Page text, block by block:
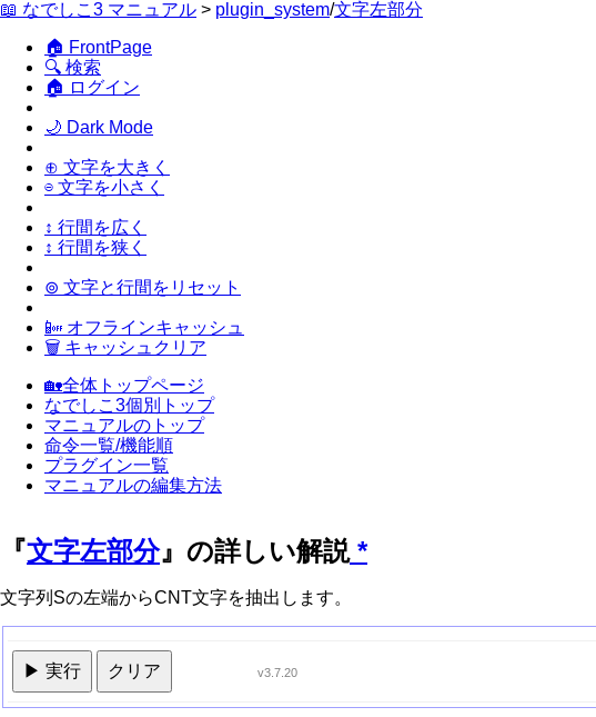
📖 なでしこ3 マニュアル > plugin_system/文字左部分
🏠 FrontPage
🔍 検索
🏠 ログイン
🌙 Dark Mode
⊕ 文字を大きく
⊖ 文字を小さく
↕ 行間を広く
↕ 行間を狭く
⊚ 文字と行間をリセット
📴 オフラインキャッシュ
🗑 キャッシュクリア
🏡全体トップページ
なでしこ3個別トップ
マニュアルのトップ
命令一覧/機能順
プラグイン一覧
マニュアルの編集方法
『文字左部分』の詳しい解説*
文字列Sの左端からCNT文字を抽出します。
▶ 実行 クリア v3.7.20